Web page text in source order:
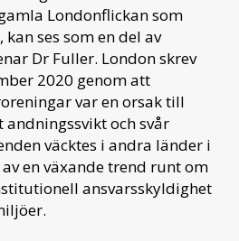
Londonflickan som
ses som en del av
Dr Fuller. London skrev
2020 genom att
var en orsak till
andningssvikt och svår
väcktes i andra länder i
en växande trend runt om
ansvarsskyldighet